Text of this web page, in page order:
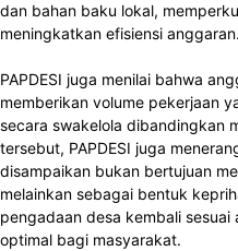
dan bahan baku lokal,
meningkatkan efisiensi anggaran.
PAPDESI juga menilai bahwa
memberikan volume pekerjaan
secara swakelola dibandingkan
tersebut, PAPDESI juga
disampaikan bukan bertujuan
melainkan sebagai bentuk
pengadaan desa kembali
optimal bagi masyarakat.